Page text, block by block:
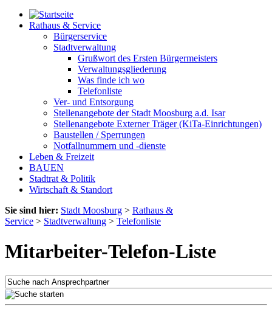
Rathaus & Service
Bürgerservice
Stadtverwaltung
Grußwort des Ersten Bürgermeisters
Verwaltungsgliederung
Was finde ich wo
Telefonliste
Ver- und Entsorgung
Stellenangebote der Stadt Moosburg a.d. Isar
Stellenangebote Externer Träger (KiTa-Einrichtungen)
Baustellen / Sperrungen
Notfallnummern und -dienste
Leben & Freizeit
BAUEN
Stadtrat & Politik
Wirtschaft & Standort
Sie sind hier: Stadt Moosburg > Rathaus &
Service > Stadtverwaltung > Telefonliste
Mitarbeiter-Telefon-Liste